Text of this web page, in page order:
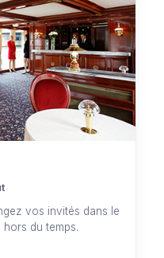
vos invités dans le
du temps.